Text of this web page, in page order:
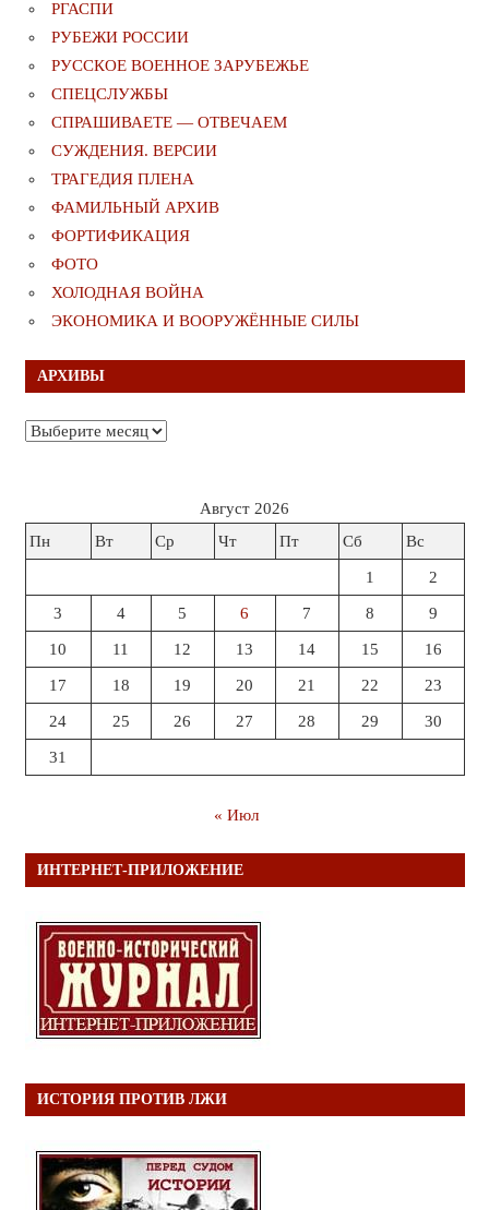
РГАСПИ
РУБЕЖИ РОССИИ
РУССКОЕ ВОЕННОЕ ЗАРУБЕЖЬЕ
СПЕЦСЛУЖБЫ
СПРАШИВАЕТЕ — ОТВЕЧАЕМ
СУЖДЕНИЯ. ВЕРСИИ
ТРАГЕДИЯ ПЛЕНА
ФАМИЛЬНЫЙ АРХИВ
ФОРТИФИКАЦИЯ
ФОТО
ХОЛОДНАЯ ВОЙНА
ЭКОНОМИКА И ВООРУЖЁННЫЕ СИЛЫ
АРХИВЫ
Архивы
Август 2026
Пн
Вт Ср Чт Пт Сб Вс
1 2
3 4 5 6 7 8 9
10 11 12 13 14 15 16
17 18 19 20 21 22 23
24 25 26 27 28 29 30
31
« Июл
ИНТЕРНЕТ-ПРИЛОЖЕНИЕ
ИСТОРИЯ ПРОТИВ ЛЖИ